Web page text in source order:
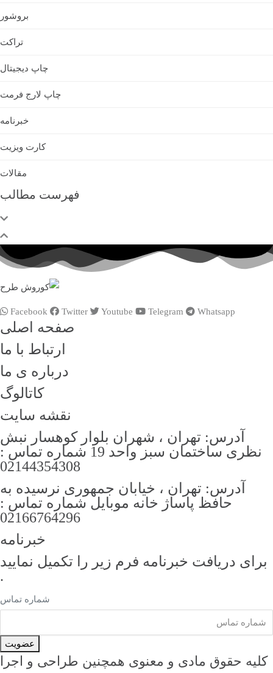
بروشور
تراکت
چاپ دیجیتال
چاپ لارج فرمت
خبرنامه
کارت ویزیت
مقالات
فهرست مطالب
Facebook Twitter Youtube Telegram Whatsapp
صفحه اصلی
ارتباط با ما
درباره ی ما
کاتالوگ
نقشه سایت
آدرس: تهران ، شهران بلوار کوهسار نبش
نظری ساختمان سبز واحد 19 شماره تماس :
02144354308
آدرس: تهران ، خیابان جمهوری نرسیده به
حافظ پاساژ خانه موبایل شماره تماس :
02166764296
خبرنامه
دریافت خبرنامه فرم زیر را تکمیل نمایید
شماره تماس
عضویت
حقوق مادی و معنوی همچنین طراحی و اجرا